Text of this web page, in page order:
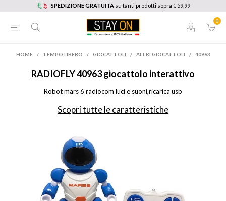
SPEDIZIONE GRATUITA su tanti prodotti sopra € 59,99
0
HOME / TEMPO LIBERO / GIOCATTOLI / ALTRI GIOCATTOLI / 40963
RADIOFLY40963 giocattolo interattivo
Robot mars 6 radiocom luci e suoni,ricarica usb
Scopri tutte le caratteristiche